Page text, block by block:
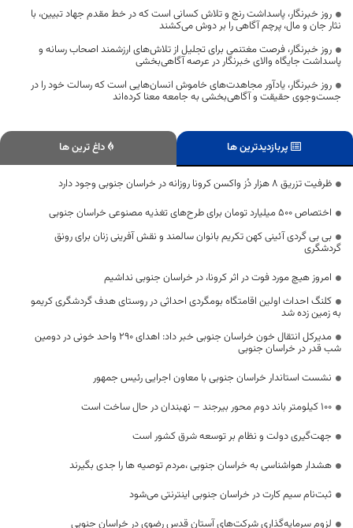
روز خبرنگار، پاسداشت رنج و تلاش کسانی است که در خط مقدم جهاد تبیین، با
نثار جان و مال، پرچم آگاهی را بر دوش می‌کشند
روز خبرنگار، فرصت مغتنمی برای تجلیل از تلاش‌های ارزشمند اصحاب رسانه و
پاسداشت جایگاه والای خبرنگار در عرصه آگاهی‌بخشی
روز خبرنگار، یادآور مجاهدت‌های خاموش انسان‌هایی است که رسالت خود را در
جست‌وجوی حقیقت و آگاهی‌بخشی به جامعه معنا کرده‌اند
پربازدیدترین ها داغ ترین ها
ظرفیت تزریق ۸ هزار دُز واکسن کرونا روزانه در خراسان جنوبی وجود دارد
اختصاص ۵۰۰ میلیارد تومان برای طرح‌های تغذیه مصنوعی خراسان جنوبی
بی بی گردی آئینی کهن تکریم بانوان سالمند و نقش آفرینی زنان برای رونق
گردشگری
امروز هیچ مورد فوت در اثر کرونا، در خراسان جنوبی نداشیم
کلنگ احداث اولین اقامتگاه بومگردی احداثی در روستای هدف گردشگری کریمو
به زمین زده شد
مدیرکل انتقال خون خراسان جنوبی خبر داد: اهدای 290 واحد خونی در دومین
شب قدر در خراسان جنوبی
نشست استاندار خراسان جنوبی با معاون اجرایی رئیس جمهور
۱۰۰ کیلومتر باند دوم محور بیرجند – نهبندان در حال ساخت است
جهت‌گیری دولت و نظام بر توسعه شرق کشور است
هشدار هواشناسی به خراسان جنوبی ،مردم توصیه ها را جدی بگیرند
ثبت‌نام سیم کارت در خراسان جنوبی اینترنتی می‌شود
لزوم سرمایه‌گذاری شرکت‌های آستان قدس رضوی در خراسان جنوبی